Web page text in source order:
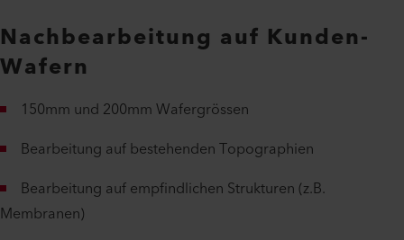
Nachbearbeitung auf Kunden-
Wafern
150mm und 200mm Wafergrössen
Bearbeitung auf bestehenden Topographien
Bearbeitung auf empfindlichen Strukturen (z.B.
Membranen)